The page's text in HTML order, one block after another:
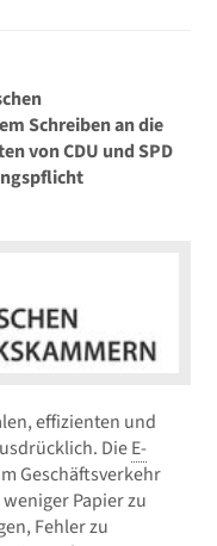
Schreiben an die
von CDU und SPD
effizienten und
DieE-
Geschäftsverkehr
Papier zu
Fehler zu